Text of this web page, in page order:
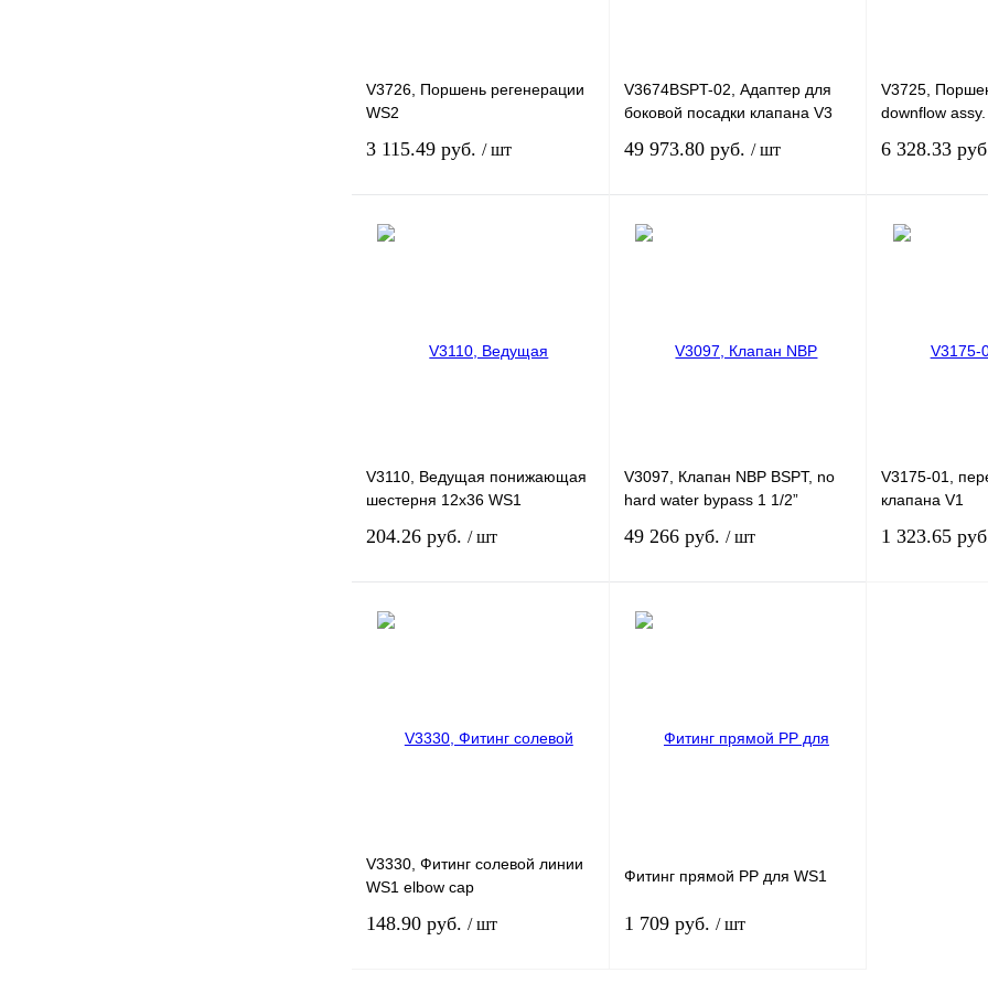
V3726, Поршень регенерации
WS2
3 115.49 руб. / шт
Связаться для оформления
V3674BSPT-02, Адаптер для
боковой посадки клапана V3
49 973.80 руб. / шт
Связаться для оформления
V3725,
downflow assy.
6 328.33
V3110, Ведущая понижающая
шестерня 12х36 WS1
204.26 руб. / шт
Связаться для оформления
V3097, Клапан NBP BSPT, no
hard water bypass 1 1/2”
49 266 руб. / шт
V3175-01,
клапана V1
1 323.65
V3330, Фитинг солевой линии
WS1 elbow cap
148.90 руб. / шт
Фитинг прямой РР для WS1
1 709 руб. / шт